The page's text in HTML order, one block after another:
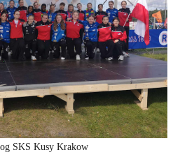
SKS Kusy Krakow